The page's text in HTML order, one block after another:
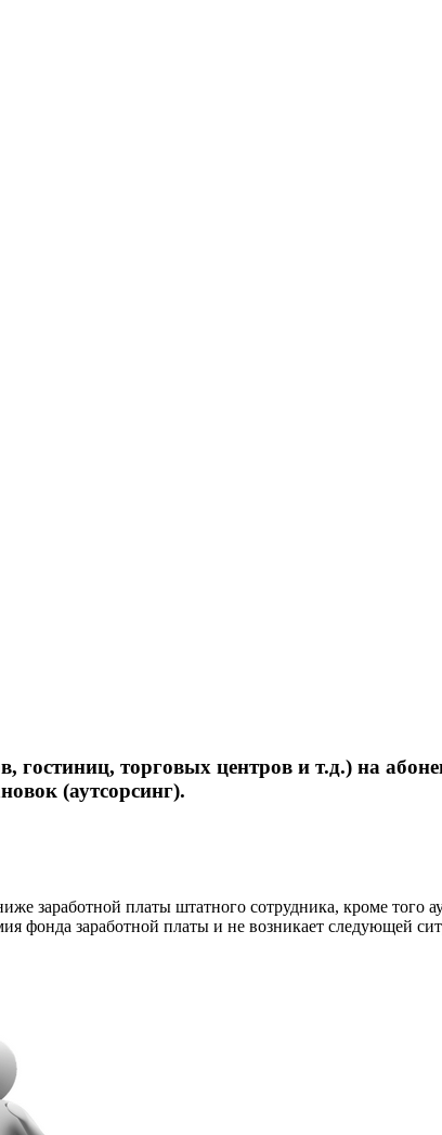
торговых центров и т.д.) на
(аутсорсинг).
заработной платы штатного сотрудника, кроме того
фонда заработной платы и не возникает следующей